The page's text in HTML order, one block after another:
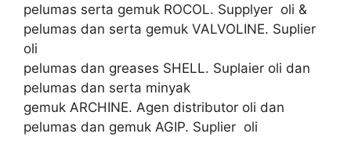
pelumas serta gemuk ROCOL. Supplyer oli &
pelumas dan serta gemuk VALVOLINE. Suplier
oli
pelumas dan greases SHELL. Suplaier oli dan
pelumas dan serta minyak
gemuk ARCHINE. Agen distributor oli dan
pelumas dan gemuk AGIP. Suplier oli